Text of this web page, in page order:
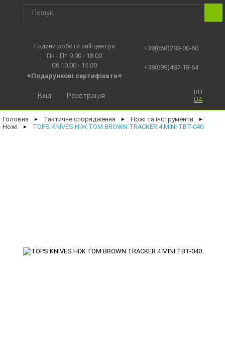
Години роботи call-центра
Пн - Пт 9.00 - 18.00
Сб 10.00 - 15.00
⭐Подарункові сертифікати⭐
+38(068)283-00-60
+38(099)487-18-64
RU
UA
Вхід Реєстрація
Головна ► Тактичне спорядження ► Ножі та інструменти ►
Ножі ► TOPS KNIVES НІЖ TOM BROWN TRACKER 4 MINI TBT-040